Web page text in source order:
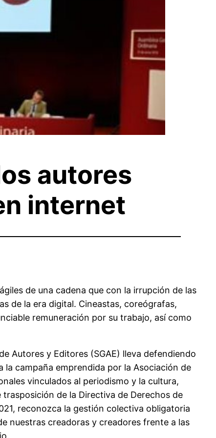
autores
internet
de una cadena que con la irrupción de las
de la era digital. Cineastas, coreógrafas,
remuneración por su trabajo, así como
Autores y Editores (SGAE) lleva defendiendo
la campaña emprendida por la Asociación de
vinculados al periodismo y la cultura,
de la Directiva de Derechos de
reconozca la gestión colectiva obligatoria
nuestras creadoras y creadores frente a las